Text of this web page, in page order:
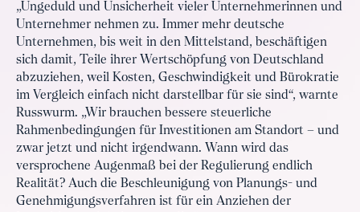
„Ungeduld und Unsicherheit vieler Unternehmerinnen und
Unternehmer nehmen zu. Immer mehr deutsche
Unternehmen, bis weit in den Mittelstand, beschäftigen
sich damit, Teile ihrer Wertschöpfung von Deutschland
abzuziehen, weil Kosten, Geschwindigkeit und Bürokratie
im Vergleich einfach nicht darstellbar für sie sind“, warnte
Russwurm. „Wir brauchen bessere steuerliche
Rahmenbedingungen für Investitionen am Standort – und
zwar jetzt und nicht irgendwann. Wann wird das
versprochene Augenmaß bei der Regulierung endlich
Realität? Auch die Beschleunigung von Planungs- und
Genehmigungsverfahren ist für ein Anziehen der